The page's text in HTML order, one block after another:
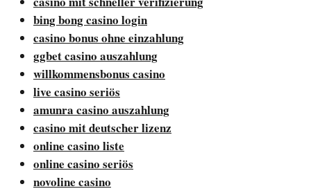
bing bong casino login
casino bonus ohne einzahlung
ggbet casino auszahlung
willkommensbonus casino
live casino seriös
amunra casino auszahlung
casino mit deutscher lizenz
online casino liste
online casino seriös
novoline casino